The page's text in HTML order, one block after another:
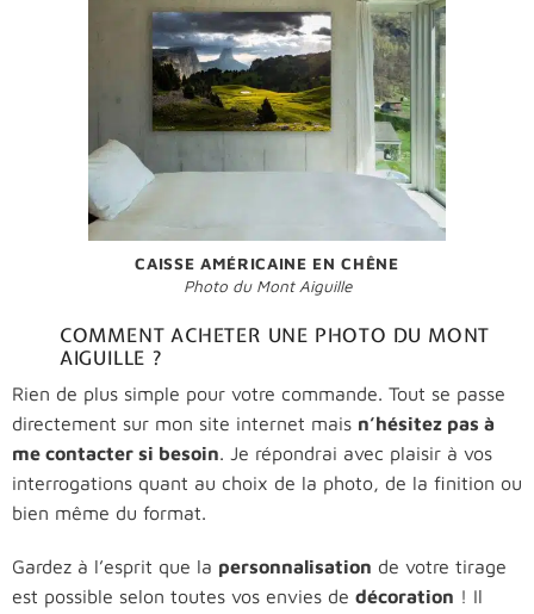
CAISSE AMÉRICAINE EN CHÊNE
Photo du Mont Aiguille
COMMENT ACHETER UNE PHOTO DU MONT
AIGUILLE ?
Rien de plus simple pour votre commande. Tout se passe
directement sur mon site internet mais n’hésitez pas à
me contacter si besoin . Je répondrai avec plaisir à vos
interrogations quant au choix de la photo, de la finition ou
bien même du format.
Gardez à l’esprit que la personnalisation de votre tirage
est possible selon toutes vos envies de décoration ! Il